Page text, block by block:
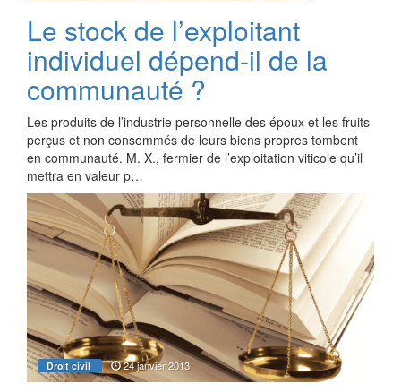
Le stock de l’exploitant
individuel dépend-il de la
communauté ?
Les produits de l’industrie personnelle des époux et les fruits
perçus et non consommés de leurs biens propres tombent
en communauté. M. X., fermier de l’exploitation viticole qu’il
mettra en valeur p…
Droit civil 24 janvier 2013